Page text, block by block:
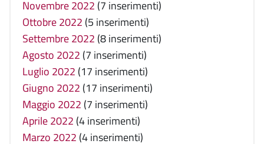
Novembre 2022 (7 inserimenti)
Ottobre 2022 (5 inserimenti)
Settembre 2022 (8 inserimenti)
Agosto 2022 (7 inserimenti)
Luglio 2022 (17 inserimenti)
Giugno 2022 (17 inserimenti)
Maggio 2022 (7 inserimenti)
Aprile 2022 (4 inserimenti)
Marzo 2022 (4 inserimenti)